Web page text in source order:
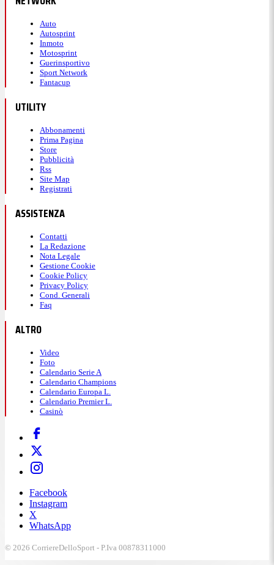
Auto
Autosprint
Inmoto
Motosprint
Guerinsportivo
Sport Network
Fantacup
UTILITY
Abbonamenti
Prima Pagina
Store
Pubblicità
Rss
Site Map
Registrati
ASSISTENZA
Contatti
La Redazione
Nota Legale
Gestione Cookie
Cookie Policy
Privacy Policy
Cond. Generali
Faq
ALTRO
Video
Foto
Calendario Serie A
Calendario Champions
Calendario Europa L.
Calendario Premier L.
Casinò
Facebook
Instagram
X
WhatsApp
© 2026 CorriereDelloSport - P.Iva 00878311000